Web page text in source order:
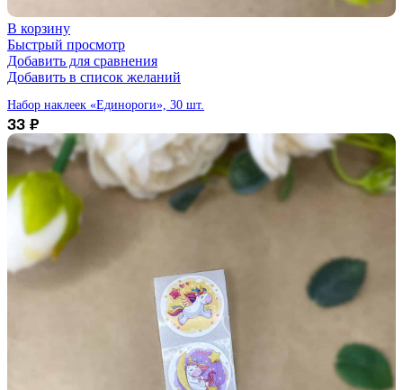
В корзину
Быстрый просмотр
Добавить для сравнения
Добавить в список желаний
Набор наклеек «Единороги», 30 шт.
33 ₽